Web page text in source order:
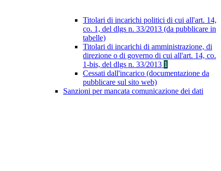
Titolari di incarichi politici di cui all'art. 14,
co. 1, del dlgs n. 33/2013 (da pubblicare in
tabelle)
Titolari di incarichi di amministrazione, di
direzione o di governo di cui all'art. 14, co.
1-bis, del dlgs n. 33/2013 1
Cessati dall'incarico (documentazione da
pubblicare sul sito web)
Sanzioni per mancata comunicazione dei dati